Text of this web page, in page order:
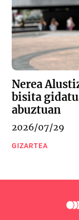
Nerea
bisita
abuztuan
2026/07/29
GIZARTEA